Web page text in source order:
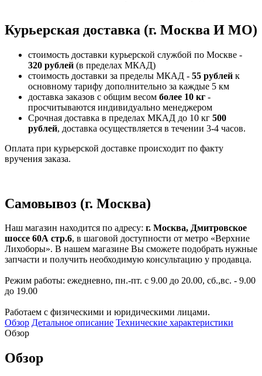
Курьерская доставка (г. Москва И МО)
стоимость доставки курьерской службой по Москве -
320 рублей (в пределах МКАД)
стоимость доставки за пределы МКАД - 55 рублей к
основному тарифу дополнительно за каждые 5 км
доставка заказов с общим весом более 10 кг -
просчитываются индивидуально менеджером
Срочная доставка в пределах МКАД до 10 кг 500
рублей, доставка осуществляется в течении 3-4 часов.
Оплата при курьерской доставке происходит по факту
вручения заказа.
Самовывоз (г. Москва)
Наш магазин находится по адресу: г. Москва, Дмитровское
шоссе 60А стр.6, в шаговой доступности от метро «Верхние
Лихоборы». В нашем магазине Вы сможете подобрать нужные
запчасти и получить необходимую консультацию у продавца.
Режим работы: ежедневно, пн.-пт. с 9.00 до 20.00, сб.,вс. - 9.00
до 19.00
Работаем с физическими и юридическими лицами.
Обзор Детальное описание Технические характеристики
Обзор
Обзор